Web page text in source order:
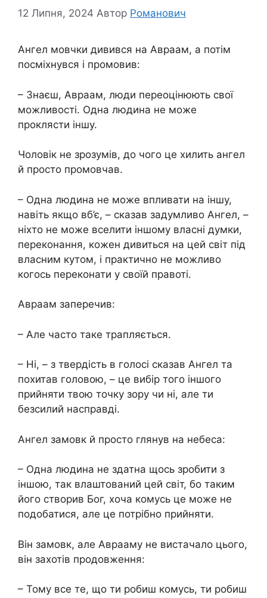
12 Липня, 2024 Автор Романович
Ангел мовчки дивився на Авраам, а потім
посміхнувся і промовив:
– Знаєш, Авраам, люди переоцінюють свої
можливості. Одна людина не може
проклясти іншу.
Чоловік не зрозумів, до чого це хилить ангел
й просто промовчав.
– Одна людина не може впливати на іншу,
навіть якщо вб’є, – сказав задумливо Ангел, –
ніхто не може вселити іншому власні думки,
переконання, кожен дивиться на цей світ під
власним кутом, і практично не можливо
когось переконати у своїй правоті.
Авраам заперечив:
– Але часто таке трапляється.
– Ні, – з твердість в голосі сказав Ангел та
похитав головою, – це вибір того іншого
прийняти твою точку зору чи ні, але ти
безсилий насправді.
Ангел замовк й просто глянув на небеса:
– Одна людина не здатна щось зробити з
іншою, так влаштований цей світ, бо таким
його створив Бог, хоча комусь це може не
подобатися, але це потрібно прийняти.
Він замовк, але Аврааму не вистачало цього,
він захотів продовження:
– Тому все те, що ти робиш комусь, ти робиш